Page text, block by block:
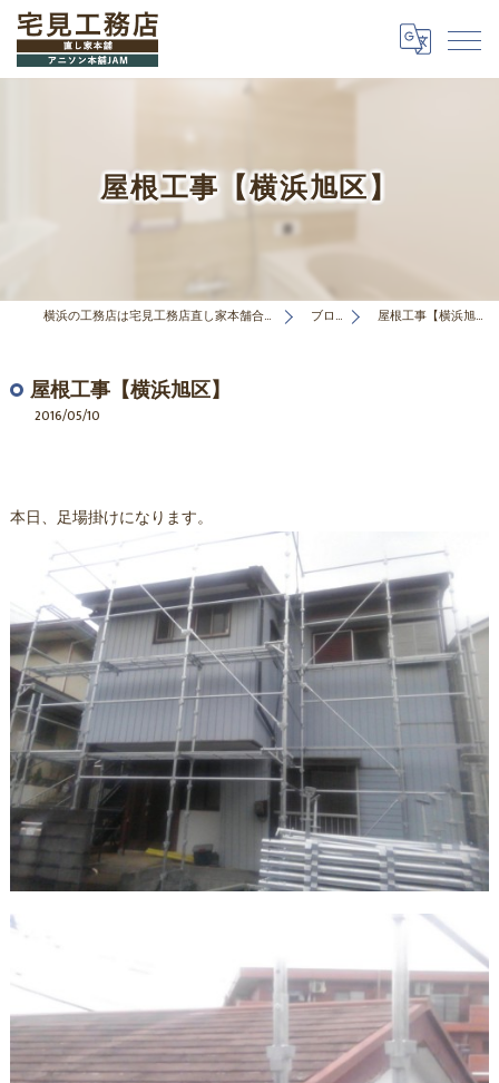
屋根工事【横浜旭区】
横浜の工務店は宅見工務店直し家本舗合同会社 ブログ 屋根工事【横浜旭区】
屋根工事【横浜旭区】
2016/05/10
本日、足場掛けになります。